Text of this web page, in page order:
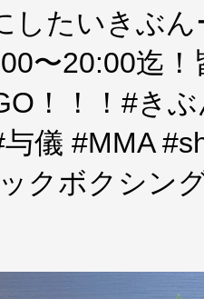
したいきぶん
〜20:00迄
！！！#き
儀 #MMA
クボクシン